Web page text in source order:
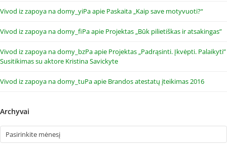
Vivod iz zapoya na domy_yiPaapie Paskaita „Kaip save motyvuoti?“
Vivod iz zapoya na domy_fiPaapie Projektas „Būk pilietiškas ir atsakingas”
Vivod iz zapoya na domy_bzPaapie Projektas „Padrąsinti. Įkvėpti. Palaikyti”
Susitikimas su aktore Kristina Savickyte
Vivod iz zapoya na domy_tuPaapie Brandos atestatų įteikimas 2016
Archyvai
Archyvai